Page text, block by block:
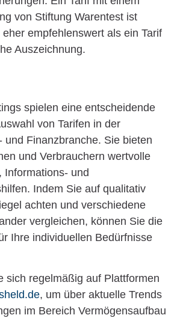
von Stiftung Warentest ist
empfehlenswert als ein Tarif
Auszeichnung.
spielen eine entscheidende
von Tarifen in der
und Finanzbranche. Sie bieten
und Verbrauchern wertvolle
Informations- und
Indem Sie auf qualitativ
achten und verschiedene
vergleichen, können Sie die
Ihre individuellen Bedürfnisse
sich regelmäßig auf Plattformen
, um über aktuelle Trends
im Bereich Vermögensaufbau